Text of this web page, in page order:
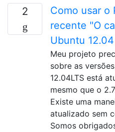
2
Como usar o
recente "O
Ubuntu 12.04
Meu projeto
sobre as
12.04LTS está
mesmo que o
Existe uma
atualizado sem
Somos